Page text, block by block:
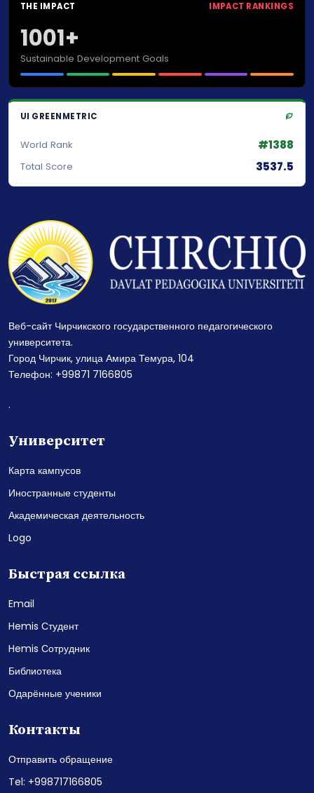
THE IMPACT IMPACT RANKINGS
1001+
Sustainable Development Goals
UI GREENMETRIC
World Rank #1388
Total Score 3537.5
Веб-сайт Чирчикского государственного педагогического
университета.
Город Чирчик, улица Амира Темура, 104
Телефон: +99871 7166805
.
Университет
Карта кампусов
Иностранные студенты
Академическая деятельность
Logo
Быстрая ссылка
Email
Hemis Студент
Hemis Сотрудник
Библиотека
Одарённые ученики
Контакты
Отправить обращение
Tel: +998717166805